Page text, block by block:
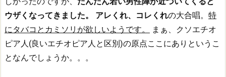
ウザくなってきました。
アレくれ、コレくれの大合唱。 特
にタバコとカミソリが欲しいようです。
まぁ、クソエチオ
ピア人(良いエチオピア人と区別)の原点ここにありというこ
となんでしょうか。。。